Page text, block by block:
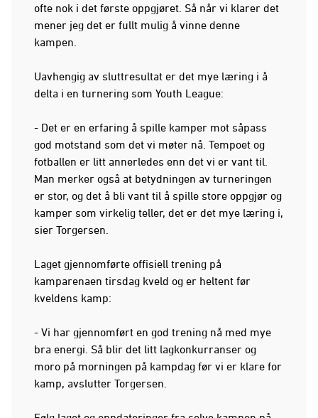
ofte nok i det første oppgjøret. Så når vi klarer det
mener jeg det er fullt mulig å vinne denne
kampen.
Uavhengig av sluttresultat er det mye læring i å
delta i en turnering som Youth League:
- Det er en erfaring å spille kamper mot såpass
god motstand som det vi møter nå. Tempoet og
fotballen er litt annerledes enn det vi er vant til.
Man merker også at betydningen av turneringen
er stor, og det å bli vant til å spille store oppgjør og
kamper som virkelig teller, det er det mye læring i,
sier Torgersen.
Laget gjennomførte offisiell trening på
kamparenaen tirsdag kveld og er heltent før
kveldens kamp:
- Vi har gjennomført en god trening nå med mye
bra energi. Så blir det litt lagkonkurranser og
moro på morningen på kampdag før vi er klare for
kamp, avslutter Torgersen.